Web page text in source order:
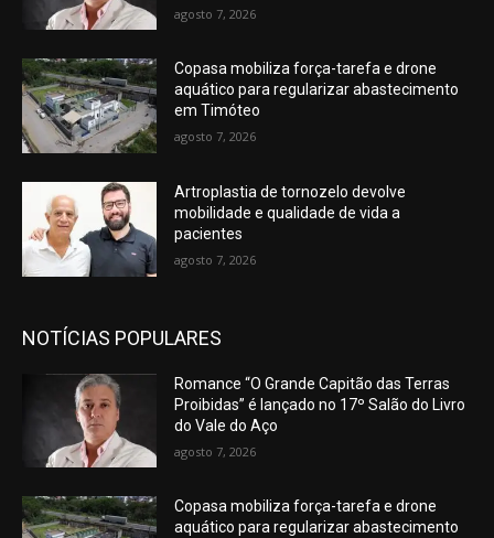
agosto 7, 2026
Copasa mobiliza força-tarefa e drone
aquático para regularizar abastecimento
em Timóteo
agosto 7, 2026
Artroplastia de tornozelo devolve
mobilidade e qualidade de vida a
pacientes
agosto 7, 2026
NOTÍCIAS POPULARES
Romance “O Grande Capitão das Terras
Proibidas” é lançado no 17º Salão do Livro
do Vale do Aço
agosto 7, 2026
Copasa mobiliza força-tarefa e drone
aquático para regularizar abastecimento